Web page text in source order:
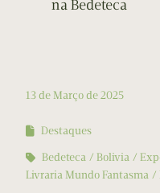
na Bedeteca
13 de Março de 2025
Destaques
Bedeteca
Bolivia
Livraria Mundo Fantasma